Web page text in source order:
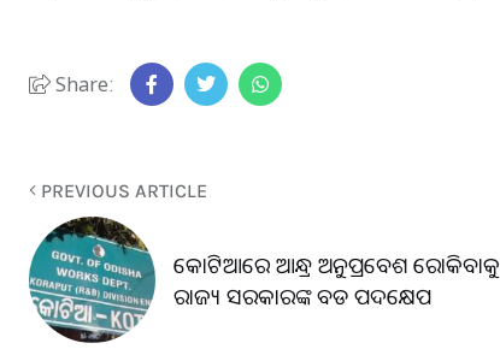
Share:
PREVIOUS ARTICLE
କୋଟିଆରେ ଆନ୍ଧ୍ର ଅନୁପ୍ରବେଶ ରୋକିବାକୁ
ରାଜ୍ୟ ସରକାରଙ୍କ ବଡ ପଦକ୍ଷେପ